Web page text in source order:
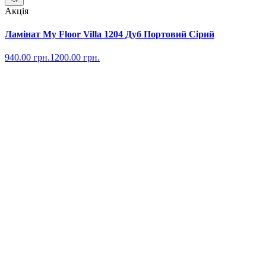
Акція
Ламінат My Floor Villa 1204 Дуб Портовий Сірий
940.00 грн.1200.00 грн.